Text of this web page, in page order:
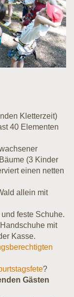
Kletterzeit)
40 Elementen
(3 Kinder
einen netten
allein mit
feste Schuhe.
mit
Kasse.
?
Gästen